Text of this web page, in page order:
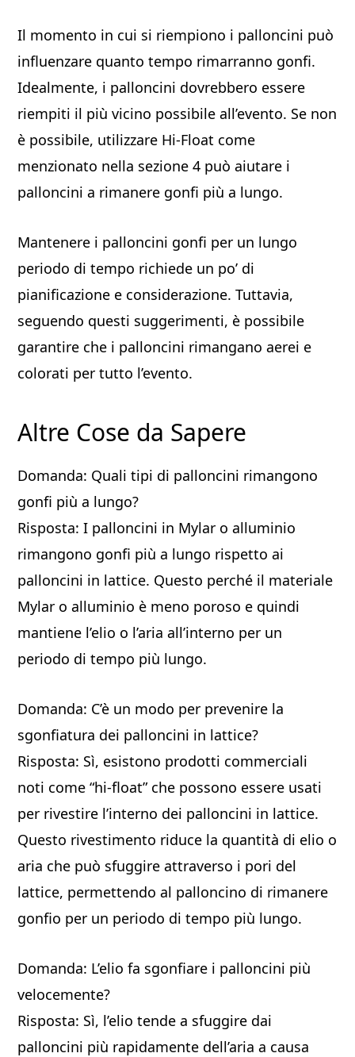
Il momento in cui si riempiono i palloncini può
influenzare quanto tempo rimarranno gonfi.
Idealmente, i palloncini dovrebbero essere
riempiti il più vicino possibile all’evento. Se non
è possibile, utilizzare Hi-Float come
menzionato nella sezione 4 può aiutare i
palloncini a rimanere gonfi più a lungo.
Mantenere i palloncini gonfi per un lungo
periodo di tempo richiede un po’ di
pianificazione e considerazione. Tuttavia,
seguendo questi suggerimenti, è possibile
garantire che i palloncini rimangano aerei e
colorati per tutto l’evento.
Altre Cose da Sapere
Domanda: Quali tipi di palloncini rimangono
gonfi più a lungo?
Risposta: I palloncini in Mylar o alluminio
rimangono gonfi più a lungo rispetto ai
palloncini in lattice. Questo perché il materiale
Mylar o alluminio è meno poroso e quindi
mantiene l’elio o l’aria all’interno per un
periodo di tempo più lungo.
Domanda: C’è un modo per prevenire la
sgonfiatura dei palloncini in lattice?
Risposta: Sì, esistono prodotti commerciali
noti come “hi-float” che possono essere usati
per rivestire l’interno dei palloncini in lattice.
Questo rivestimento riduce la quantità di elio o
aria che può sfuggire attraverso i pori del
lattice, permettendo al palloncino di rimanere
gonfio per un periodo di tempo più lungo.
Domanda: L’elio fa sgonfiare i palloncini più
velocemente?
Risposta: Sì, l’elio tende a sfuggire dai
palloncini più rapidamente dell’aria a causa